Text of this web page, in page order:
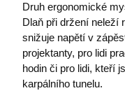
Druh ergonomické
Dlaň při držení neleží
snižuje napětí v
projektanty, pro lidi
hodin či pro lidi, kteří
karpálního tunelu.
i6IISId
osobních údajů